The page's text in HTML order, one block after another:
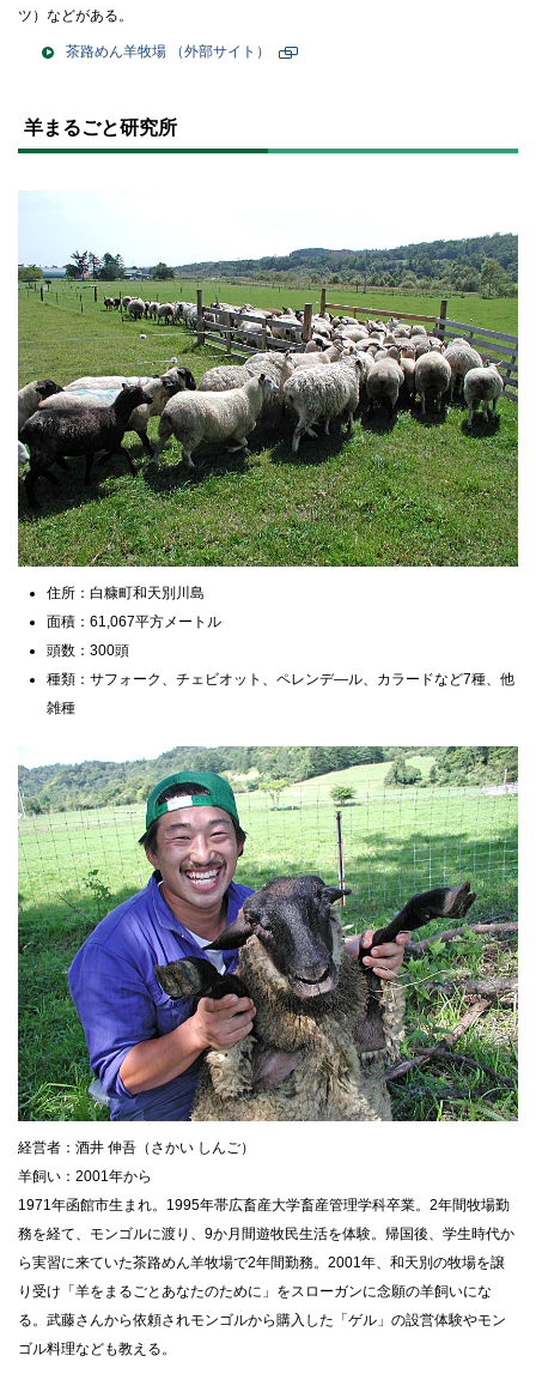
ツ）などがある。
茶路めん羊牧場（外部サイト）
ジ
す
ッ
羊まるごと研究所
住所：白糠町和天別川島
面積：61,067平方メートル
頭数：300頭
種類：サフォーク、チェビオット、ペレンデ—ル、カラードなど7種、他
雑種
経営者：酒井 伸吾（さかい しんご）
羊飼い：2001年から
1971年函館市生まれ。1995年帯広畜産大学畜産管理学科卒業。2年間牧場勤
務を経て、モンゴルに渡り、9か月間遊牧民生活を体験。帰国後、学生時代か
ら実習に来ていた茶路めん羊牧場で2年間勤務。2001年、和天別の牧場を譲
り受け「羊をまるごとあなたのために」をスローガンに念願の羊飼いにな
る。武藤さんから依頼されモンゴルから購入した「ゲル」の設営体験やモン
ゴル料理なども教える。